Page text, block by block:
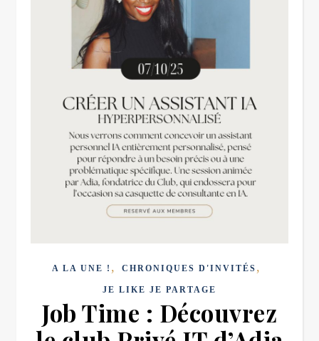
A LA UNE ! , CHRONIQUES D'INVITÉS ,
JE LIKE JE PARTAGE
Job Time : Découvrez